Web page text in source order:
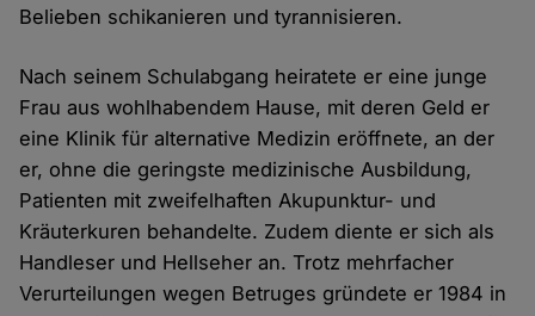
Belieben schikanieren und tyrannisieren.
Nach seinem Schulabgang heiratete er eine junge
Frau aus wohlhabendem Hause, mit deren Geld er
eine Klinik für alternative Medizin eröffnete, an der
er, ohne die geringste medizinische Ausbildung,
Patienten mit zweifelhaften Akupunktur- und
Kräuterkuren behandelte. Zudem diente er sich als
Handleser und Hellseher an. Trotz mehrfacher
Verurteilungen wegen Betruges gründete er 1984 in